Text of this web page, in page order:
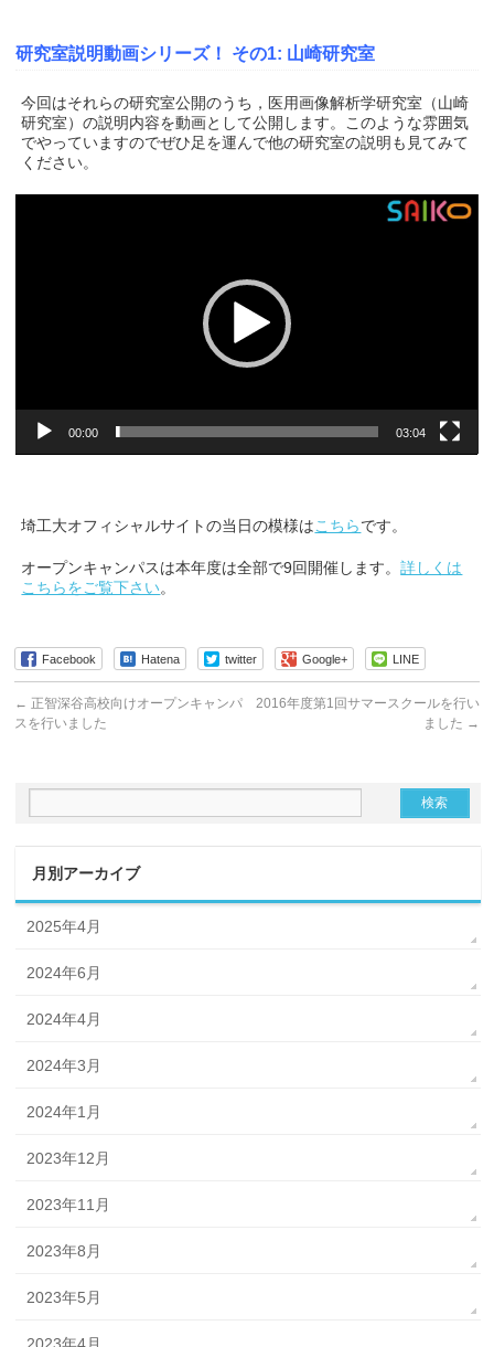
研究室説明動画シリーズ！ その1: 山崎研究室
今回はそれらの研究室公開のうち，医用画像解析学研究室（山崎
研究室）の説明内容を動画として公開します。このような雰囲気
でやっていますのでぜひ足を運んで他の研究室の説明も見てみて
ください。
00:00 03:04
埼工大オフィシャルサイトの当日の模様はこちらです。
オープンキャンパスは本年度は全部で9回開催します。詳しくは
こちらをご覧下さい。
Facebook Hatena twitter Google+ LINE
← 正智深谷高校向けオープンキャンパ
スを行いました
2016年度第1回サマースクールを行い
ました →
月別アーカイブ
2025年4月
2024年6月
2024年4月
2024年3月
2024年1月
2023年12月
2023年11月
2023年8月
2023年5月